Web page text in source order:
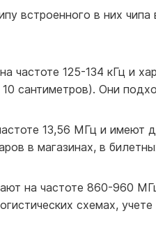
встроенного в них чипа
частоте 125-134 кГц и
сантиметров). Они
13,56 МГц и имеют
в магазинах, в
на частоте 860-960
схемах,